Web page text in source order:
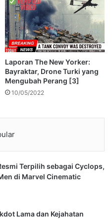
Laporan The New Yorker:
Bayraktar, Drone Turki yang
Mengubah Perang [3]
10/05/2022
Terpilih sebagai Cyclops,
di Marvel Cinematic
Lama dan Kejahatan